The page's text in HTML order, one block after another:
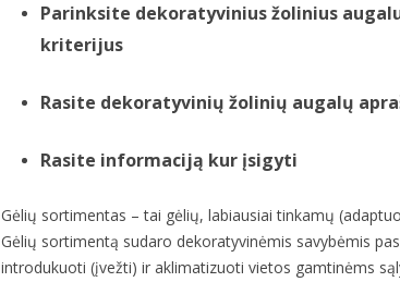
Parinksite dekoratyvinius žolinius
kriterijus
Rasite dekoratyvinių žolinių augalų
Rasite informaciją kur įsigyti
Gėlių sortimentas – tai gėlių, labiausiai tinkamų
Gėlių sortimentą sudaro dekoratyvinėmis savybėmis
introdukuoti (įvežti) ir aklimatizuoti vietos gamtinėms